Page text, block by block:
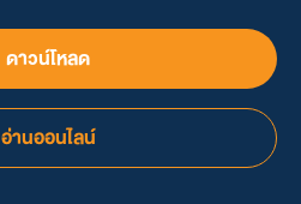
ดาวน์โหลด
อ่านออนไลน์